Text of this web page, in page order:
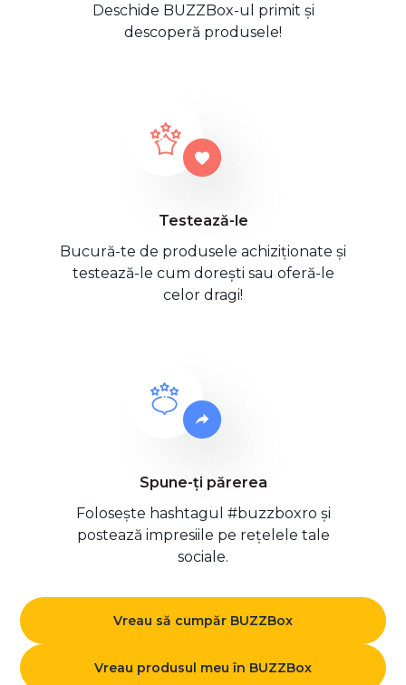
Deschide BUZZBox-ul primit și
descoperă produsele!
Testează-le
Bucură-te de produsele achiziționate și
testează-le cum dorești sau oferă-le
celor dragi!
Spune-ți părerea
Folosește hashtagul #buzzboxro și
postează impresiile pe rețelele tale
sociale.
Vreau să cumpăr BUZZBox
Vreau produsul meu în BUZZBox